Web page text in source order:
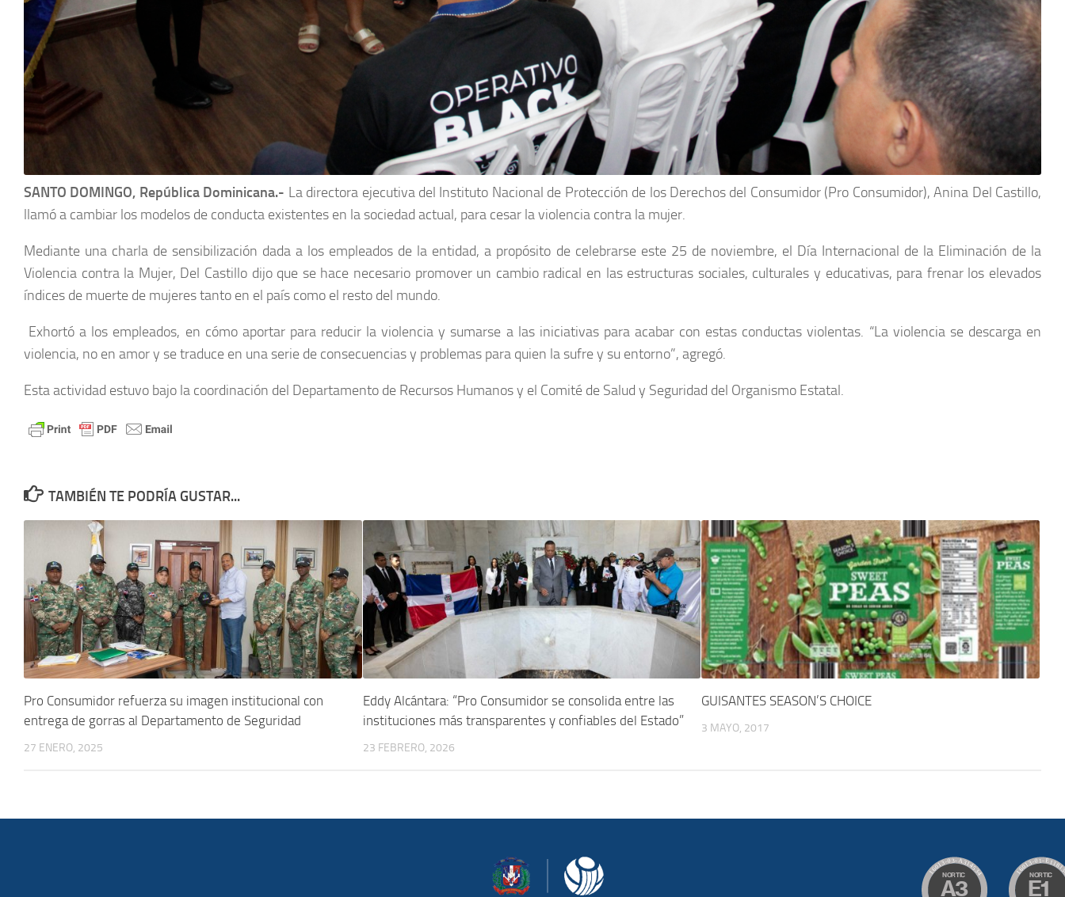
SANTO DOMINGO, República Dominicana.- La directora ejecutiva del Instituto Nacional de Protección de los Derechos del Consumidor (Pro Consumidor), Anina Del Castillo,
llamó a cambiar los modelos de conducta existentes en la sociedad actual, para cesar la violencia contra la mujer.
Mediante una charla de sensibilización dada a los empleados de la entidad, a propósito de celebrarse este 25 de noviembre, el Día Internacional de la Eliminación de la
Violencia contra la Mujer, Del Castillo dijo que se hace necesario promover un cambio radical en las estructuras sociales, culturales y educativas, para frenar los elevados
índices de muerte de mujeres tanto en el país como el resto del mundo.
Exhortó a los empleados, en cómo aportar para reducir la violencia y sumarse a las iniciativas para acabar con estas conductas violentas. “La violencia se descarga en
violencia, no en amor y se traduce en una serie de consecuencias y problemas para quien la sufre y su entorno”, agregó.
Esta actividad estuvo bajo la coordinación del Departamento de Recursos Humanos y el Comité de Salud y Seguridad del Organismo Estatal.
TAMBIÉN TE PODRÍA GUSTAR...
Pro Consumidor refuerza su imagen institucional con
entrega de gorras al Departamento de Seguridad
27 ENERO, 2025
Eddy Alcántara: “Pro Consumidor se consolida entre las
instituciones más transparentes y confiables del Estado”
23 FEBRERO, 2026
GUISANTES SEASON’S CHOICE
3 MAYO, 2017